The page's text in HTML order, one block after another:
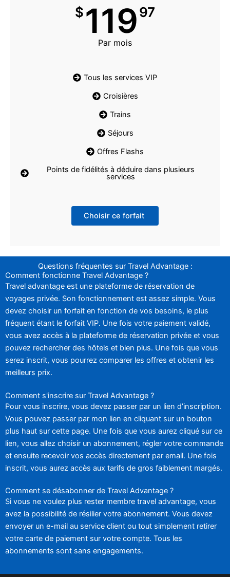
$11997
Par mois
Tous les services VIP
Croisières
Trains
Séjours
Offres Flashs
Points de fidélités à déduire dans plusieurs
services
Choisir ce forfait
Questions fréquentes sur Travel Advantage :
Comment fonctionne Travel Advantage ?
Travel advantage est une plateforme de réservation de
voyages privée. Son fonctionnement est assez simple. Vous
devez choisir un forfait en fonction de vos besoins, le plus
fréquent étant le forfait VIP. Une fois votre paiement validé,
vous avez accès à la plateforme de réservation privée et vous
pouvez rechercher des hôtels et bien plus. Une fois que vous
serez inscrit, vous pourrez comparer les offres et obtenir les
meilleurs prix.
Comment s'inscrire sur Travel Advantage ?
Pour vous inscrire, vous devez passer par un lien d’inscription.
Vous pouvez passer par mon lien en cliquant sur un bouton
plus haut sur cette page. Une fois que vous aurez cliqué sur ce
lien, vous allez choisir un abonnement, régler votre commande
et ensuite recevoir vos accès directement par email. Une fois
inscrit, vous aurez accès aux tarifs de gros faiblement margés.
Comment se désabonner de Travel Advantage ?
Si vous ne voulez plus rester membre travel advantage, vous
avez la possibilité de résilier votre abonnement. Vous devez
envoyer un e-mail au service client ou tout simplement retirer
votre carte de paiement sur votre compte. Tous les
abonnements sont sans engagements.